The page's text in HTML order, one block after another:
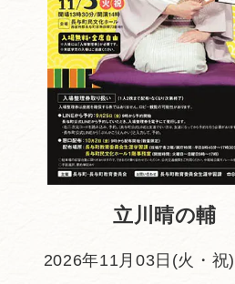
立川晴の輔
2026年11月03日(火・祝)